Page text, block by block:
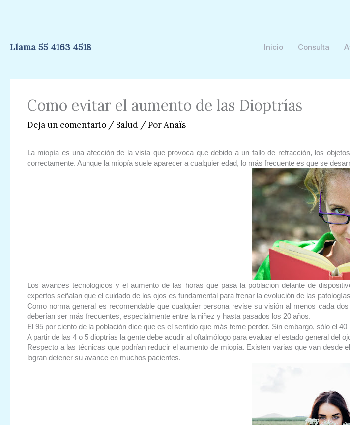
Llama 55 4163 4518 Inicio Consulta
Como evitar el aumento de las Dioptrías
Deja un comentario / Salud / PorAnaïs
La miopía es una afección de la vista que provoca que debido a un fallo de refracción, los
correctamente. Aunque la miopía suele aparecer a cualquier edad, lo más frecuente es que se
Los avances tecnológicos y el aumento de las horas que pasa la población delante de
expertos señalan que el cuidado de los ojos es fundamental para frenar la evolución de las
Como norma general es recomendable que cualquier persona revise su visión al menos cada
deberían ser más frecuentes, especialmente entre la niñez y hasta pasados los 20 años.
El 95 por ciento de la población dice que es el sentido que más teme perder. Sin embargo, sólo el
A partir de las 4 o 5 dioptrías la gente debe acudir al oftalmólogo para evaluar el estado general del
Respecto a las técnicas que podrían reducir el aumento de miopía. Existen varias que van
logran detener su avance en muchos pacientes.